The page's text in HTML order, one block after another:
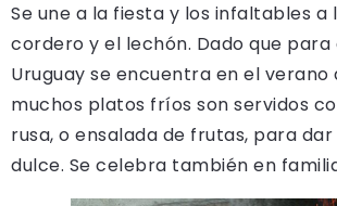
Se une a la fiesta y los infaltables a
cordero y el lechón. Dado que
Uruguay se encuentra en el verano
muchos platos fríos son servidos
rusa, o ensalada de frutas, para
dulce. Se celebra también en